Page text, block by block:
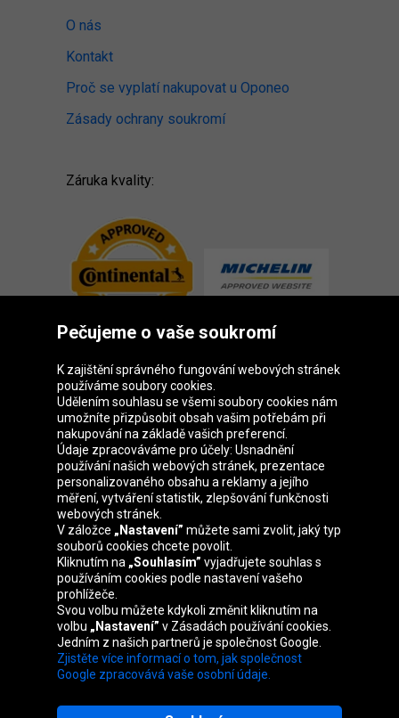
O nás
Kontakt
Proč se vyplatí nakupovat u Oponeo
Zásady ochrany soukromí
Záruka kvality:
Skupina Oponeo
Belgique Deutschland Éire España
France Italia Magyarország Nederland
Österreich Polska
Slovenská
republika
United
Kingdom
Pečujeme o vaše soukromí
K zajištění správného fungování webových stránek
používáme soubory cookies.
Udělením souhlasu se všemi soubory cookies nám
umožníte přizpůsobit obsah vašim potřebám při
nakupování na základě vašich preferencí.
Údaje zpracováváme pro účely: Usnadnění
používání našich webových stránek, prezentace
personalizovaného obsahu a reklamy a jejího
měření, vytváření statistik, zlepšování funkčnosti
webových stránek.
V záložce „Nastavení” můžete sami zvolit, jaký typ
souborů cookies chcete povolit.
Kliknutím na „Souhlasím” vyjadřujete souhlas s
používáním cookies podle nastavení vašeho
prohlížeče.
Svou volbu můžete kdykoli změnit kliknutím na
volbu „Nastavení” v Zásadách používání cookies.
Jedním z našich partnerů je společnost Google.
Zjistěte více informací o tom, jak společnost
Google zpracovává vaše osobní údaje.